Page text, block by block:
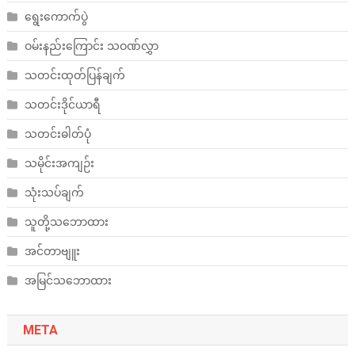
ရွေးကောက်ပွဲ
ဝမ်းနည်းကြောင်း သဝဏ်လွှာ
သတင်းထုတ်ပြန်ချက်
သတင်းဒိုင်ယာရီ
သတင်းဓါတ်ပုံ
သမိုင်းအကျဉ်း
သုံးသပ်ချက်
သူတို့သဘောထား
အင်တာဗျူး
အမြင်သဘောထား
META